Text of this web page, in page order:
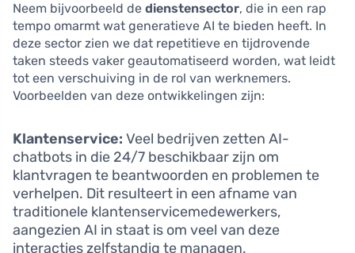
Neem bijvoorbeeld de dienstensector, die in een rap
tempo omarmt wat generatieve AI te bieden heeft. In
deze sector zien we dat repetitieve en tijdrovende
taken steeds vaker geautomatiseerd worden, wat leidt
tot een verschuiving in de rol van werknemers.
Voorbeelden van deze ontwikkelingen zijn:
Klantenservice: Veel bedrijven zetten AI-
chatbots in die 24/7 beschikbaar zijn om
klantvragen te beantwoorden en problemen te
verhelpen. Dit resulteert in een afname van
traditionele klantenservicemedewerkers,
aangezien AI in staat is om veel van deze
interacties zelfstandig te managen.